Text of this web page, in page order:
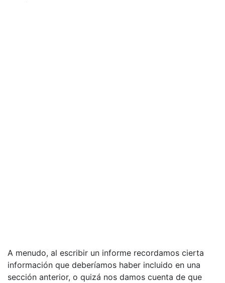
A menudo, al escribir un informe recordamos cierta
información que deberíamos haber incluido en una
sección anterior, o quizá nos damos cuenta de que